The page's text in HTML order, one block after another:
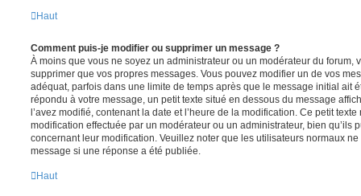
Haut
Comment puis-je modifier ou supprimer un message ?
À moins que vous ne soyez un administrateur ou un modérateur du forum,
supprimer que vos propres messages. Vous pouvez modifier un de vos
adéquat, parfois dans une limite de temps après que le message initial ait
répondu à votre message, un petit texte situé en dessous du message
l’avez modifié, contenant la date et l’heure de la modification. Ce petit texte
modification effectuée par un modérateur ou un administrateur, bien qu’ils
concernant leur modification. Veuillez noter que les utilisateurs normaux
message si une réponse a été publiée.
Haut